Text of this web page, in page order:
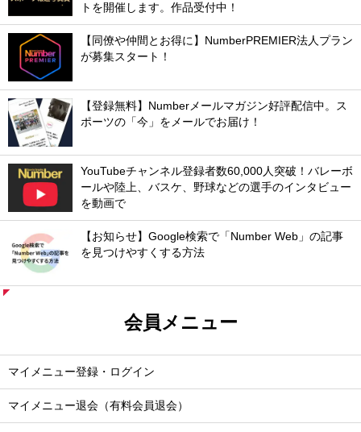
トを開催します。作品受付中！
【同僚や仲間とお得に】NumberPREMIER法人プラン
が募集スタート！
【登録無料】Numberメールマガジン好評配信中。ス
ポーツの「今」をメールでお届け！
YouTubeチャンネル登録者数60,000人突破！バレーボ
ールや陸上、バスケ、野球などの選手のインタビュー
を動画で
【お知らせ】Google検索で「Number Web」の記事
を見つけやすくする方法
会員メニュー
マイメニュー登録・ログイン
マイメニュー退会（有料会員退会）